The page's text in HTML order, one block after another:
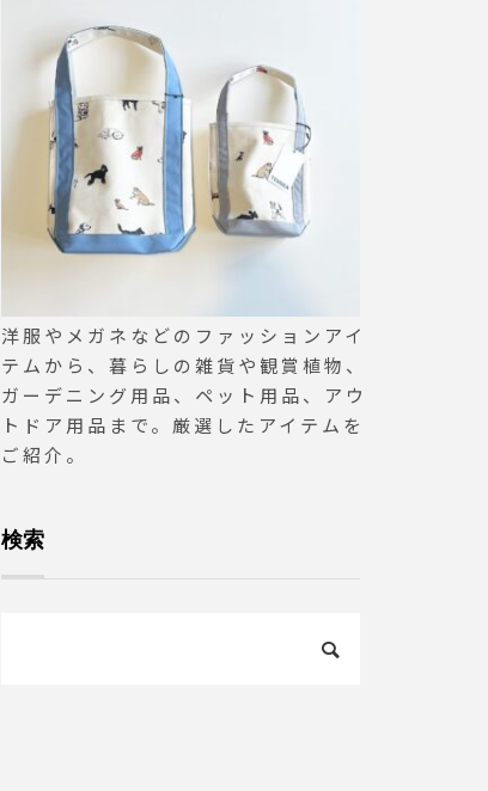
ご用意しております。..数に
限りがあるので売り切れにな
る日もあります…ご了承くだ
さい。..明日も朝9時からモー
ニング営業しております！た
くさんのご来店お待ちしてお
ります。…#drink #ドリンク
#ほうじ茶ラテ #ほうじ茶豆
乳ラテ#自家製シロップ#ほう
#cafestagram #instafood #c
afe #カフェ #カフェ巡り#ha
us_matsue #hausmatsue #
松江カフェ #島根カフェ#松
江 #島根 #山陰#KINTO #二重
構造グラス
洋服やメガネなどのファッションアイ
テムから、暮らしの雑貨や観賞植物、
ガーデニング用品、ペット用品、アウ
トドア用品まで。厳選したアイテムを
ご紹介。
検索